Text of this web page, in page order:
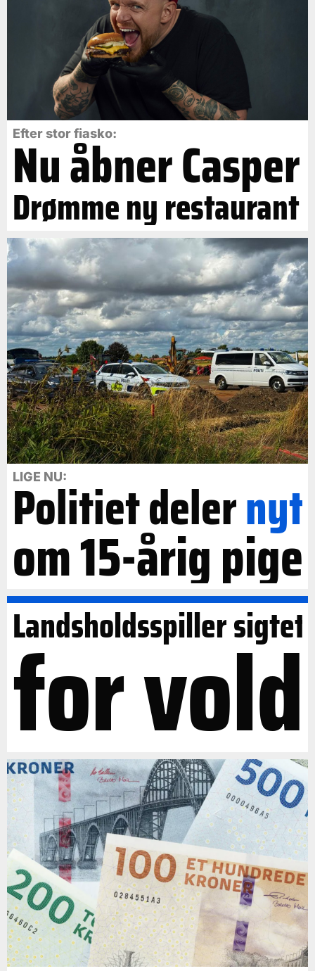
Efter stor fiasko:
Nu åbner Casper
Drømme ny restaurant
LIGE NU:
Politiet delernyt
om 15-årig pige
Landsholdsspiller sigtet
for vold